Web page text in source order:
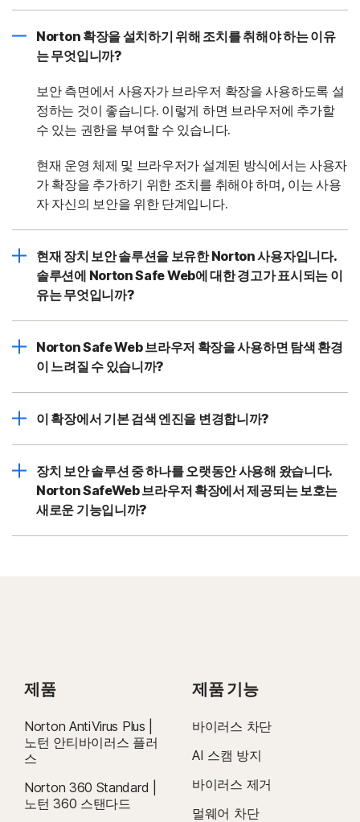
Norton 확장을 설치하기 위해 조치를 취해야 하는 이유
는 무엇입니까?
보안 측면에서 사용자가 브라우저 확장을 사용하도록 설
정하는 것이 좋습니다. 이렇게 하면 브라우저에 추가할
수 있는 권한을 부여할 수 있습니다.
현재 운영 체제 및 브라우저가 설계된 방식에서는 사용자
가 확장을 추가하기 위한 조치를 취해야 하며, 이는 사용
자 자신의 보안을 위한 단계입니다.
현재 장치 보안 솔루션을 보유한 Norton 사용자입니다.
솔루션에 Norton Safe Web에 대한 경고가 표시되는 이
유는 무엇입니까?
Norton Safe Web 브라우저 확장을 사용하면 탐색 환경
이 느려질 수 있습니까?
이 확장에서 기본 검색 엔진을 변경합니까?
장치 보안 솔루션 중 하나를 오랫동안 사용해 왔습니다.
Norton SafeWeb 브라우저 확장에서 제공되는 보호는
새로운 기능입니까?
제품
Norton AntiVirus Plus |
노턴 안티바이러스 플러
스
Norton 360 Standard |
노턴 360 스탠다드
제품 기능
바이러스 차단
AI 스캠 방지
바이러스 제거
멀웨어 차단